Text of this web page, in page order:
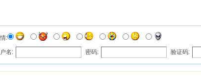
:
名: 密码: 验证码: